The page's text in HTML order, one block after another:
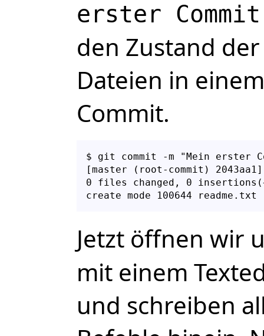
erster
den Zustand
Dateien in
Commit.
$ git commit -m "Mein erster
[master (root-commit)
0 files changed, 0
Jetzt öffnen wir
mit einem
und schreiben